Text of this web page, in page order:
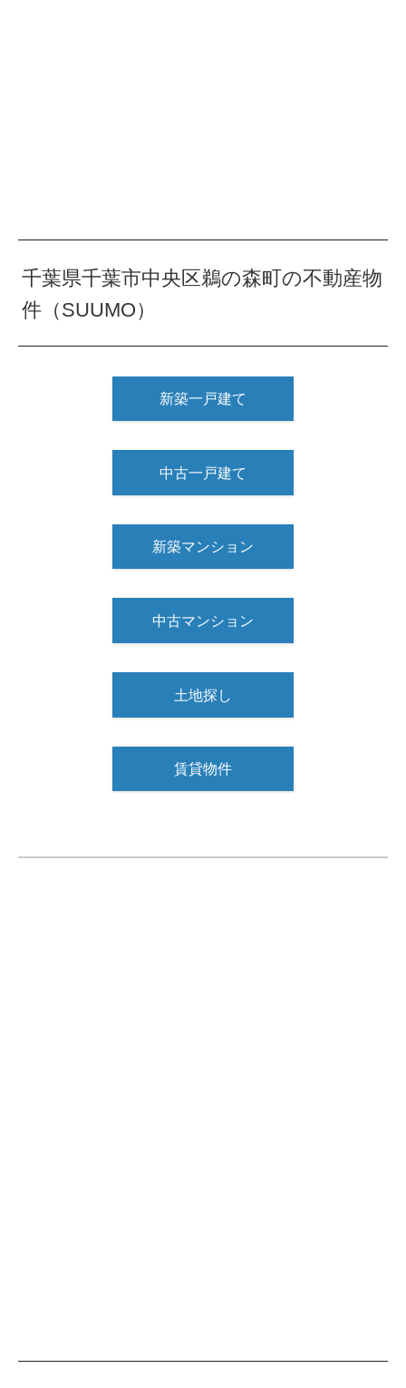
千葉県千葉市中央区鵜の森町の不動産物
件（SUUMO）
新築一戸建て
中古一戸建て
新築マンション
中古マンション
土地探し
賃貸物件